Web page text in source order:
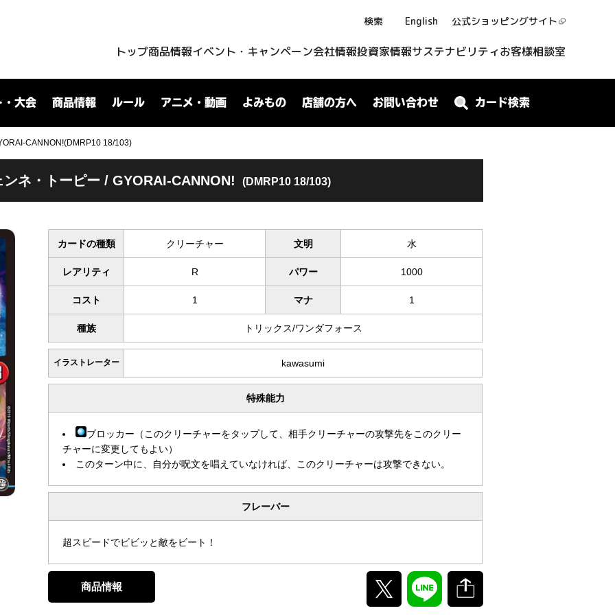
検索 English 公式ショッピングサイト
トップ商品情報イベント・キャンペーン会社情報投資家情報サステナビリティお客様相談室
・大会 商品情報 ルール アニメ・動画 よみもの 店舗の方へ お問い合わせ カード検索
CANNON!(DMRP10 18/103)
ンネ・トーピー / GYORAI-CANNON! (DMRP10 18/103)
カードの種類 クリーチャー 文明 水
レアリティ R パワー 1000
コスト 1 マナ 1
種族 トリックス/ワンダフォース
イラストレーター kawasumi
特殊能力
ブロッカー（このクリーチャーをタップして、相手クリーチャーの攻撃先をこのクリー
チャーに変更してもよい）
このターン中に、自分が呪文を唱えていなければ、このクリーチャーは攻撃できない。
フレーバー
超スピードでビビッと敵をビート！
商品情報